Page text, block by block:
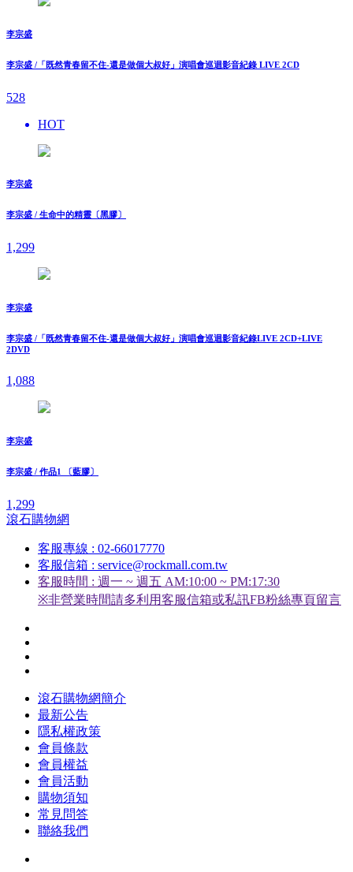
李宗盛
李宗盛 /「既然青春留不住-還是做個大叔好」演唱會巡迴影音紀錄 LIVE 2CD
528
HOT
李宗盛
李宗盛 / 生命中的精靈〔黑膠〕
1,299
李宗盛
李宗盛 /「既然青春留不住-還是做個大叔好」演唱會巡迴影音紀錄LIVE 2CD+LIVE
2DVD
1,088
李宗盛
李宗盛 / 作品1 〔藍膠〕
1,299
滾石購物網
客服專線 : 02-66017770
客服信箱 : service@rockmall.com.tw
客服時間 : 週一 ~ 週五 AM:10:00 ~ PM:17:30
※非營業時間請多利用客服信箱或私訊FB粉絲專頁留言
滾石購物網簡介
最新公告
隱私權政策
會員條款
會員權益
會員活動
購物須知
常見問答
聯絡我們